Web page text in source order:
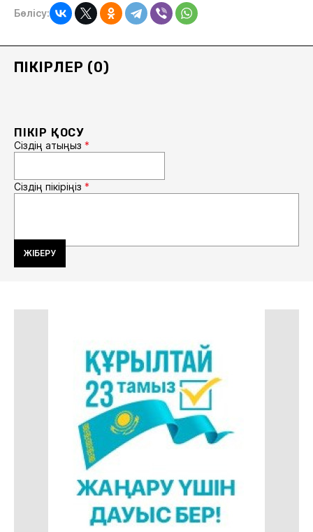
Бөлісу:
ПІКІРЛЕР (0)
ПІКІР ҚОСУ
Сіздің атыңыз *
Сіздің пікіріңіз *
ЖІБЕРУ